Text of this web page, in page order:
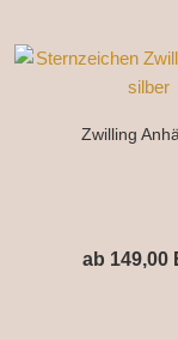
Zwilling
ab 149,00